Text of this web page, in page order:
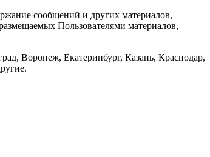
сообщений и других материалов,
Пользователями материалов,
Воронеж, Екатеринбург, Казань, Краснодар,